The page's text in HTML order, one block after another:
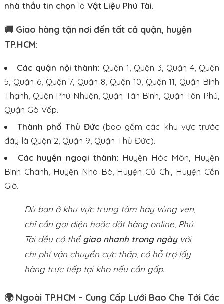
nhà thầu tin chọn là Vật Liệu Phú Tài.
🚚 Giao hàng tận nơi đến tất cả quận, huyện
TP.HCM:
Các quận nội thành: Quận 1, Quận 3, Quận 4, Quận
5, Quận 6, Quận 7, Quận 8, Quận 10, Quận 11, Quận Bình
Thạnh, Quận Phú Nhuận, Quận Tân Bình, Quận Tân Phú,
Quận Gò Vấp.
Thành phố Thủ Đức(bao gồm các khu vực trước
đây là Quận 2, Quận 9, Quận Thủ Đức).
Các huyện ngoại thành: Huyện Hóc Môn, Huyện
Bình Chánh, Huyện Nhà Bè, Huyện Củ Chi, Huyện Cần
Giờ.
Dù bạn ở khu vực trung tâm hay vùng ven,
chỉ cần gọi điện hoặc đặt hàng online, Phú
Tài đều có thểgiao nhanh trong ngàyvới
chi phí vận chuyển cực thấp, có hỗ trợ lấy
hàng trực tiếp tại kho nếu cần gấp.
🌍 Ngoài TP.HCM – Cung Cấp Lưới Bao Che Tới Các